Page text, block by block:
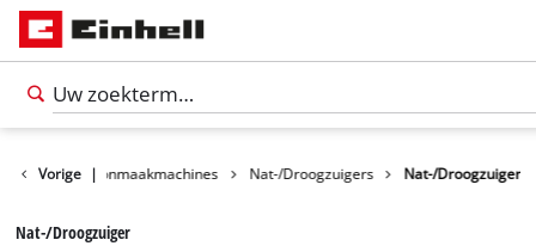
Vorige |
Schoonmaakmachines Nat-/Droogzuigers Nat-/Droogzuiger
Nat-/Droogzuiger